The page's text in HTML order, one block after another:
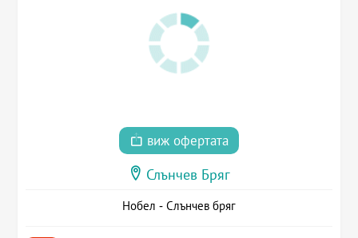
виж офертата
Слънчев Бряг
Нобел - Слънчев бряг